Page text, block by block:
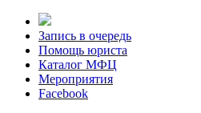
Запись в очередь
Помощь юриста
Каталог МФЦ
Мероприятия
Facebook